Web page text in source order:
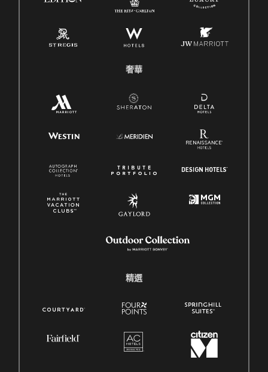
奢華
精選